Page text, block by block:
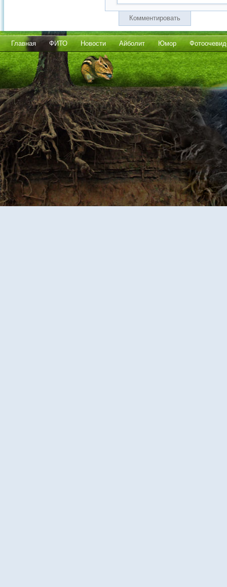
Комментировать
Главная ФИТО Новости Айболит Юмор